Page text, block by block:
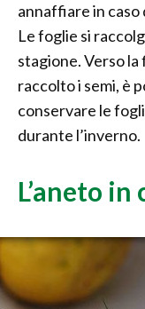
annaffiare in
Le foglie si
stagione. Verso
raccolto i semi, è
conservare le
durante l’inverno.
L’aneto in